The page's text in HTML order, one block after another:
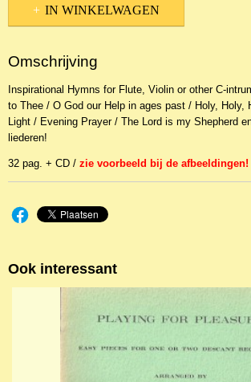
IN WINKELWAGEN
Omschrijving
Inspirational Hymns for Flute, Violin or other C-
to Thee / O God our Help in ages past / Holy, Holy,
Light / Evening Prayer / The Lord is my Shepherd
liederen!
32 pag. + CD / zie voorbeeld bij de afbeeldingen!
Ook interessant